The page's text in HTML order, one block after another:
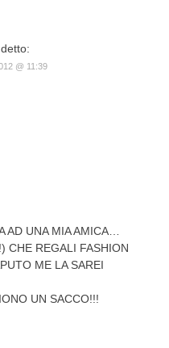
@ 11:39
AD UNA MIA AMICA…
CHE REGALI FASHION
ME LA SAREI
UN SACCO!!!